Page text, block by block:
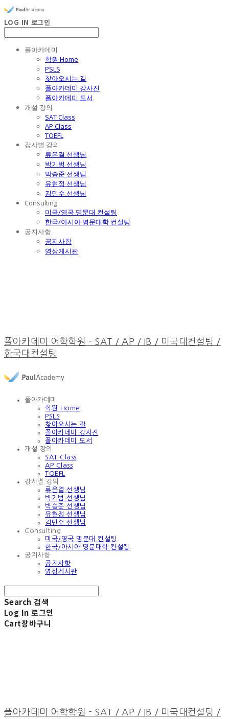
LOG IN 로그인
폴아카데미
학원 Home
PSLS
찾아오시는 길
폴아카데미 강사진
폴아카데미 도서
개설 강의
SAT Class
AP Class
TOEFL
강사별 강의
류은결 선생님
박기범 선생님
박승준 선생님
유현정 선생님
김민수 선생님
Consulting
미국/영국 명문대 컨설팅
한국/아시아 명문대학 컨설팅
공지사항
공지사항
영상게시판
폴아카데미 어학학원 - SAT / AP / IB / 미국대컨설팅 /
한국대컨설팅
폴아카데미
학원 Home
PSLS
찾아오시는 길
폴아카데미 강사진
폴아카데미 도서
개설 강의
SAT Class
AP Class
TOEFL
강사별 강의
류은결 선생님
박기범 선생님
박승준 선생님
유현정 선생님
김민수 선생님
Consulting
미국/영국 명문대 컨설팅
한국/아시아 명문대학 컨설팅
공지사항
공지사항
영상게시판
Search 검색
Log In 로그인
Cart장바구니
폴아카데미 어학학원 - SAT / AP / IB / 미국대컨설팅 /